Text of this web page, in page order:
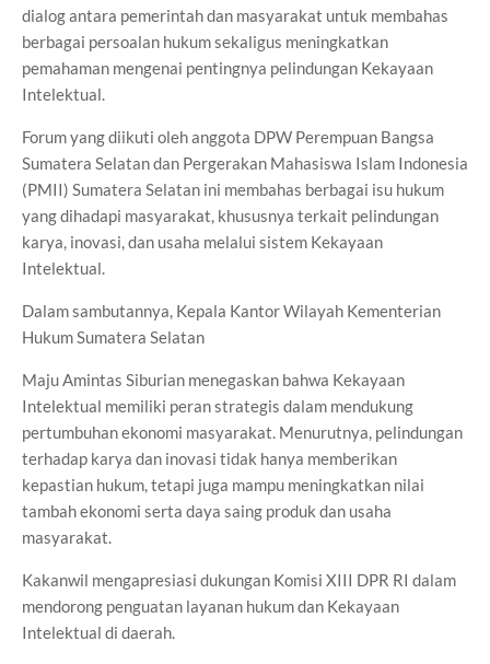
dialog antara pemerintah dan masyarakat untuk membahas
berbagai persoalan hukum sekaligus meningkatkan
pemahaman mengenai pentingnya pelindungan Kekayaan
Intelektual.
Forum yang diikuti oleh anggota DPW Perempuan Bangsa
Sumatera Selatan dan Pergerakan Mahasiswa Islam Indonesia
(PMII) Sumatera Selatan ini membahas berbagai isu hukum
yang dihadapi masyarakat, khususnya terkait pelindungan
karya, inovasi, dan usaha melalui sistem Kekayaan
Intelektual.
Dalam sambutannya, Kepala Kantor Wilayah Kementerian
Hukum Sumatera Selatan
Maju Amintas Siburian menegaskan bahwa Kekayaan
Intelektual memiliki peran strategis dalam mendukung
pertumbuhan ekonomi masyarakat. Menurutnya, pelindungan
terhadap karya dan inovasi tidak hanya memberikan
kepastian hukum, tetapi juga mampu meningkatkan nilai
tambah ekonomi serta daya saing produk dan usaha
masyarakat.
Kakanwil mengapresiasi dukungan Komisi XIII DPR RI dalam
mendorong penguatan layanan hukum dan Kekayaan
Intelektual di daerah.